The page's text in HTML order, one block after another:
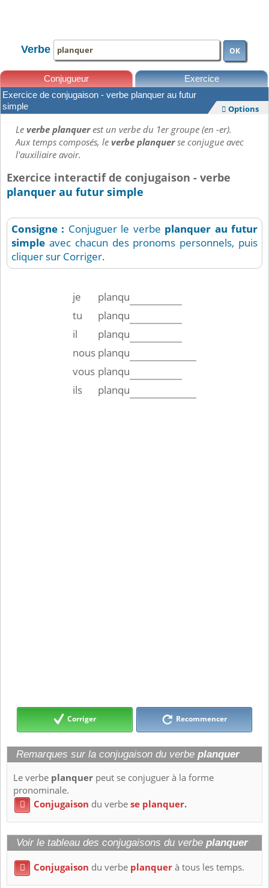
Verbe OK
Conjugueur Exercice
Exercice de conjugaison - verbe planquer au futur
simple
 Options
Leverbe planquerest un verbe du 1er groupe (en -er).
Aux temps composés, leverbe planquerse conjugue avec
l'auxiliaire avoir.
Exercice interactif de conjugaison - verbe
planquer au futur simple
Consigne : Conjuguer le verbe planquer au futur
simple avec chacun des pronoms personnels, puis
cliquer sur Corriger.
je
planqu
tu
planqu
il
planqu
nous planqu
vous planqu
ils
planqu
Corriger Recommencer
Remarques sur la conjugaison du verbe planquer
Le verbe planquer peut se conjuguer à la forme
pronominale.
 Conjugaison du verbese planquer.
Voir le tableau des conjugaisons du verbe planquer
 Conjugaison du verbe planquerà tous les temps.